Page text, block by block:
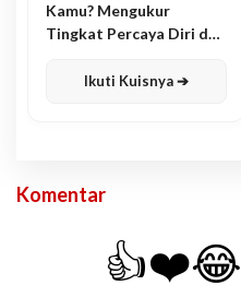
Kamu? Mengukur
Tingkat Percaya Diri dan
Ikuti Kuisnya ➔
Komentar
👍❤️😂